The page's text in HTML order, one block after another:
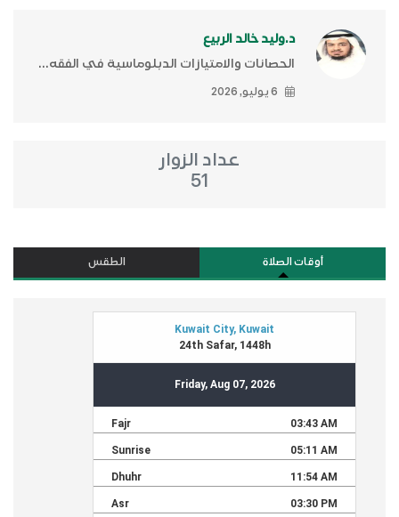
د.وليد خالد الربيع
الحصانات والامتيازات الدبلوماسية في الفقه...
6 يوليو, 2026
عداد الزوار
51
أوقات الصلاة الطقس